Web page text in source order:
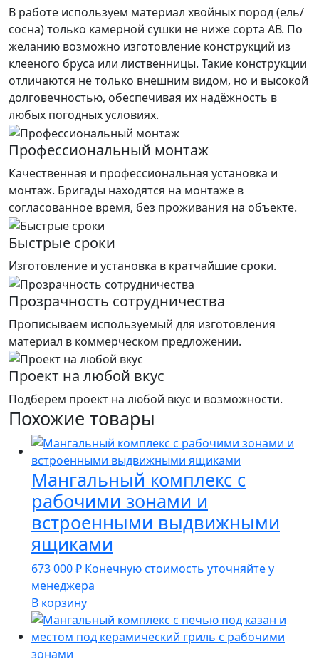
В работе используем материал хвойных пород (ель/
сосна) только камерной сушки не ниже сорта АВ. По
желанию возможно изготовление конструкций из
клееного бруса или лиственницы. Такие конструкции
отличаются не только внешним видом, но и высокой
долговечностью, обеспечивая их надёжность в
любых погодных условиях.
Профессиональный монтаж
Качественная и профессиональная установка и
монтаж. Бригады находятся на монтаже в
согласованное время, без проживания на объекте.
Быстрые сроки
Изготовление и установка в кратчайшие сроки.
Прозрачность сотрудничества
Прописываем используемый для изготовления
материал в коммерческом предложении.
Проект на любой вкус
Подберем проект на любой вкус и возможности.
Похожие товары
Мангальный комплекс с
рабочими зонами и
встроенными выдвижными
ящиками
673 000₽ Конечную стоимость уточняйте у
менеджера
В корзину